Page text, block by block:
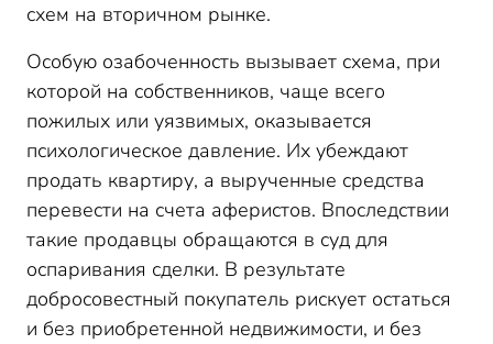
схем на вторичном рынке.
Особую озабоченность вызывает схема, при
которой на собственников, чаще всего
пожилых или уязвимых, оказывается
психологическое давление. Их убеждают
продать квартиру, а вырученные средства
перевести на счета аферистов. Впоследствии
такие продавцы обращаются в суд для
оспаривания сделки. В результате
добросовестный покупатель рискует остаться
и без приобретенной недвижимости, и без